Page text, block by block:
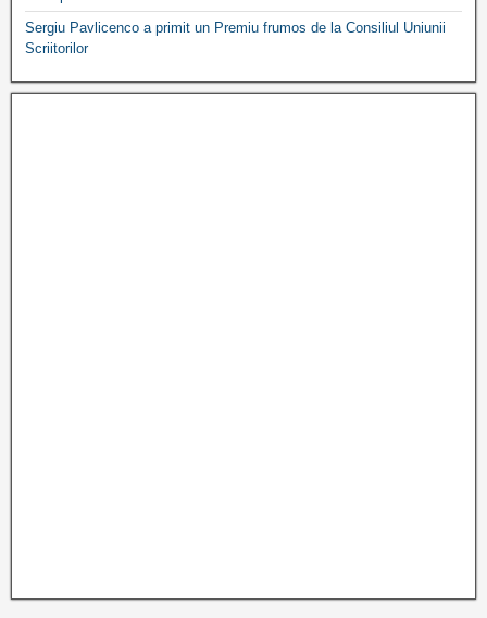
Sergiu Pavlicenco a primit un Premiu frumos de la Consiliul Uniunii
Scriitorilor